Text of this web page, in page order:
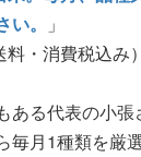
。
」
料・消費税込み）
ある代表の小
毎月1種類を厳